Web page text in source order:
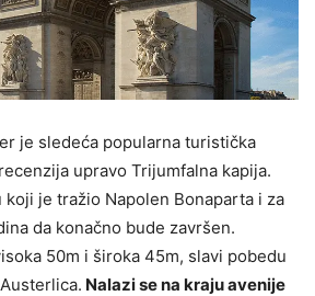
je sledeća popularna turistička
upravo Trijumfalna kapija.
koji je tražio Napolen Bonaparta i za
da konačno bude završen.
50m i široka 45m, slavi pobedu
Nalazi se na kraju avenije